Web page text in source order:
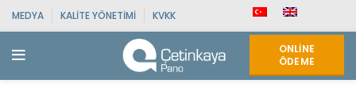
MEDYA KALITE YÖNETIMI KVKK
ONLINE
ÖDEME